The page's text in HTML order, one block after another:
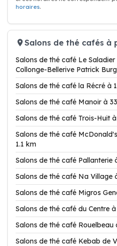
horaires.
Salons de thé cafés à
Salons de thé café Le
Collonge-Bellerive Patrick
Salons de thé café la Récré à
Salons de thé café Manoir à
Salons de thé café Trois-Huit
Salons de thé café
1.1 km
Salons de thé café Pallanterie
Salons de thé café Na Village
Salons de thé café Migros
Salons de thé café du Centre
Salons de thé café Rouelbeau
Salons de thé café Kebab de